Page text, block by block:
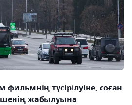
фильмнің түсірілуіне, соған
жабылуына